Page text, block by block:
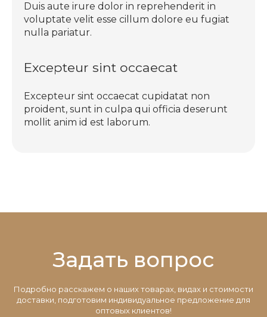
Duis aute irure dolor in reprehenderit in
voluptate velit esse cillum dolore eu fugiat
nulla pariatur.
Excepteur sint occaecat
Excepteur sint occaecat cupidatat non
proident, sunt in culpa qui officia deserunt
mollit anim id est laborum.
Задать вопрос
Подробно расскажем о наших товарах, видах и стоимости
доставки, подготовим индивидуальное предложение для
оптовых клиентов!